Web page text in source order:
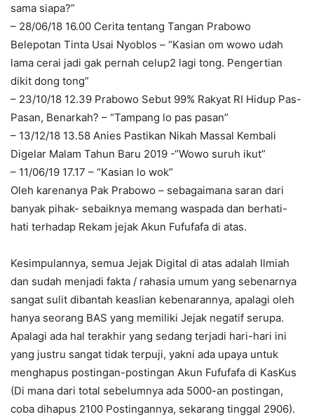
sama siapa?”
– 28/06/18 16.00 Cerita tentang Tangan Prabowo
Belepotan Tinta Usai Nyoblos – “Kasian om wowo udah
lama cerai jadi gak pernah celup2 lagi tong. Pengertian
dikit dong tong”
– 23/10/18 12.39 Prabowo Sebut 99% Rakyat RI Hidup Pas-
Pasan, Benarkah? – “Tampang lo pas pasan”
– 13/12/18 13.58 Anies Pastikan Nikah Massal Kembali
Digelar Malam Tahun Baru 2019 -“Wowo suruh ikut”
– 11/06/19 17.17 – “Kasian lo wok”
Oleh karenanya Pak Prabowo – sebagaimana saran dari
banyak pihak- sebaiknya memang waspada dan berhati-
hati terhadap Rekam jejak Akun Fufufafa di atas.
Kesimpulannya, semua Jejak Digital di atas adalah Ilmiah
dan sudah menjadi fakta / rahasia umum yang sebenarnya
sangat sulit dibantah keaslian kebenarannya, apalagi oleh
hanya seorang BAS yang memiliki Jejak negatif serupa.
Apalagi ada hal terakhir yang sedang terjadi hari-hari ini
yang justru sangat tidak terpuji, yakni ada upaya untuk
menghapus postingan-postingan Akun Fufufafa di KasKus
(Di mana dari total sebelumnya ada 5000-an postingan,
coba dihapus 2100 Postingannya, sekarang tinggal 2906).